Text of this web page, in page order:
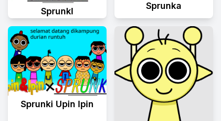
Sprunkl
Sprunka
Sprunki Upin Ipin